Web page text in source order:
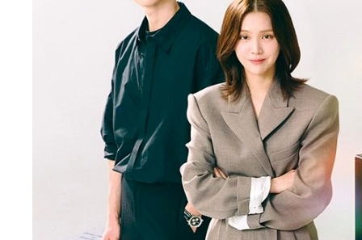
không ngừng thử thách bản thân với nhiều dự
án mới. Trong năm 2022, anh tiếp tục tham gia
‘Sự trả thù của người thứ ba –
Revenge of others (2022)’. Đây là một bộ
phim thuộc thể loại tâm lý, trả thù, một lần nữa
chứng minh sự đa dạng trong lựa chọn vai
diễn của anh.Park Solomonđã thể hiện một
khía cạnh khác của bản thân, một nhân vật có
chiều sâu và nội tâm phức tạp, khác hẳn với